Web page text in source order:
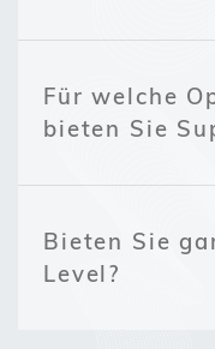
Für welche
bieten Sie
Bieten Sie
Level?